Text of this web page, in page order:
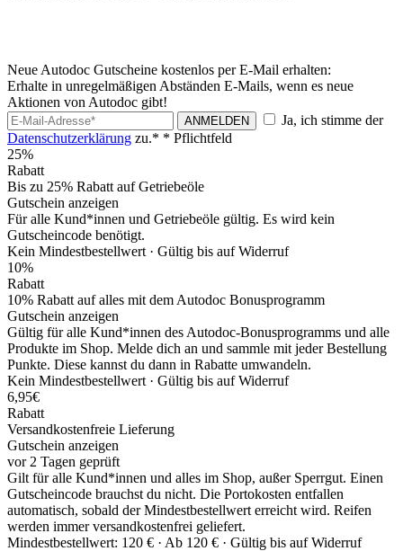
Neue Autodoc Gutscheine kostenlos per E-Mail erhalten:
Erhalte in unregelmäßigen Abständen E-Mails, wenn es neue
Aktionen von Autodoc gibt!
ANMELDEN
Ja, ich stimme der
Datenschutzerklärung zu.* * Pflichtfeld
25%
Rabatt
Bis zu 25% Rabatt auf Getriebeöle
Gutschein anzeigen
Für alle Kund*innen und Getriebeöle gültig. Es wird kein
Gutscheincode benötigt.
Kein Mindestbestellwert · Gültig bis auf Widerruf
10%
Rabatt
10% Rabatt auf alles mit dem Autodoc Bonusprogramm
Gutschein anzeigen
Gültig für alle Kund*innen des Autodoc-Bonusprogramms und alle
Produkte im Shop. Melde dich an und sammle mit jeder Bestellung
Punkte. Diese kannst du dann in Rabatte umwandeln.
Kein Mindestbestellwert · Gültig bis auf Widerruf
6,95€
Rabatt
Versandkostenfreie Lieferung
Gutschein anzeigen
vor 2 Tagen geprüft
Gilt für alle Kund*innen und alles im Shop, außer Sperrgut. Einen
Gutscheincode brauchst du nicht. Die Portokosten entfallen
automatisch, sobald der Mindestbestellwert erreicht wird. Reifen
werden immer versandkostenfrei geliefert.
Mindestbestellwert: 120 € · Ab 120 € · Gültig bis auf Widerruf